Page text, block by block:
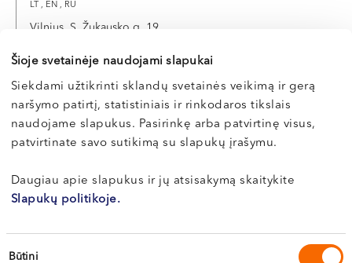
Šioje svetainėje naudojami slapukai
Siekdami užtikrinti sklandų svetainės veikimą ir gerą
naršymo patirtį, statistiniais ir rinkodaros tikslais
naudojame slapukus. Pasirinkę arba patvirtinę visus,
patvirtinate savo sutikimą su slapukų įrašymu.
Daugiau apie slapukus ir jų atsisakymą skaitykite
Slapukų politikoje.
Sutikimo
Būtini
LT , EN , RU
Vilnius, S. Žukausko g. 19
E-registracija
SAKALAUSKAITĖ
Plastinės ir rekonstrukcinės chirurgijos gydytoja
Vilnius, S. Žukausko g. 19